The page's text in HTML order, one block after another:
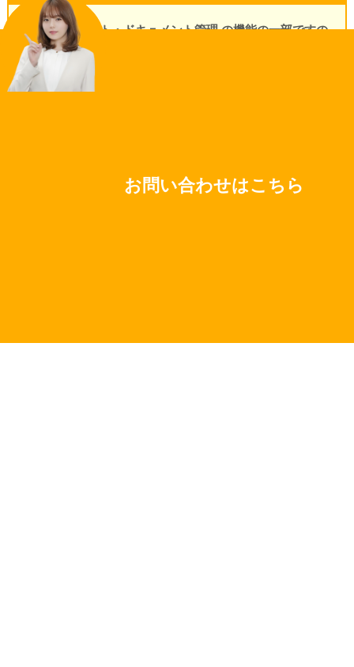
※ネクストセット・ドキュメント管理 の機能の一部ですの
で、費用はドキュメント管理をご参照ください！→
お問い合わせはこちら
© Next Set